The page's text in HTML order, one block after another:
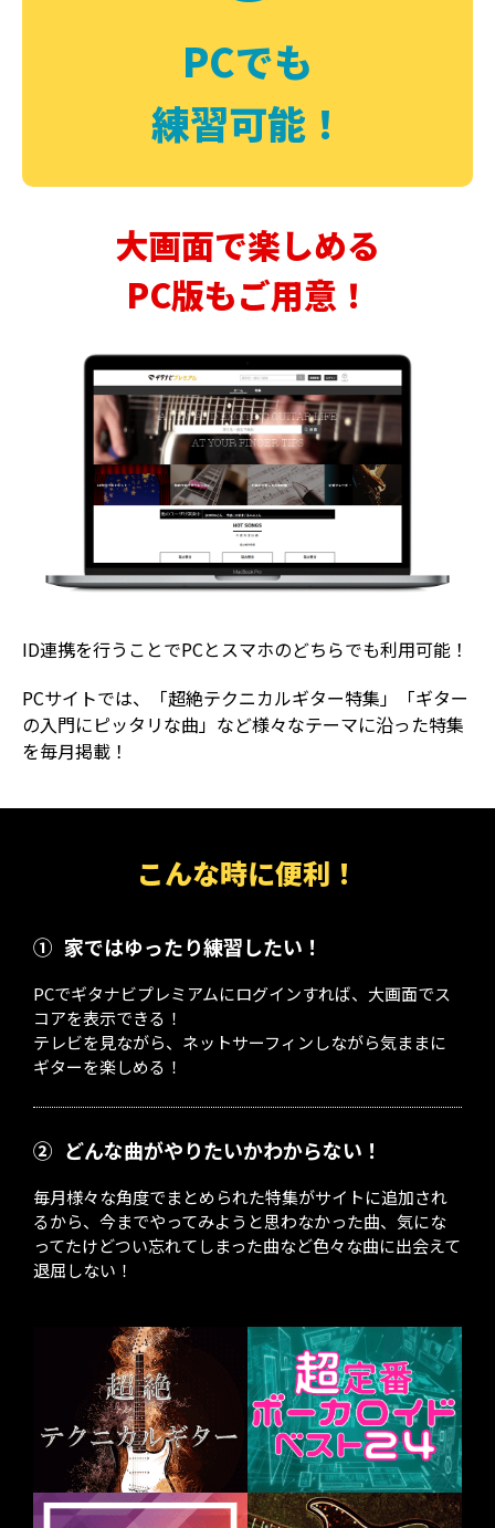
PCでも
練習可能！
大画面で楽しめる
PC版もご用意！
ID連携を行うことでPCとスマホのどちらでも利用可能！
PCサイトでは、「超絶テクニカルギター特集」「ギター
の入門にピッタリな曲」など様々なテーマに沿った特集
を毎月掲載！
こんな時に便利！
① 家ではゆったり練習したい！
PCでギタナビプレミアムにログインすれば、大画面でス
コアを表示できる！
テレビを見ながら、ネットサーフィンしながら気ままに
ギターを楽しめる！
② どんな曲がやりたいかわからない！
毎月様々な角度でまとめられた特集がサイトに追加され
るから、今までやってみようと思わなかった曲、気にな
ってたけどつい忘れてしまった曲など色々な曲に出会えて
退屈しない！